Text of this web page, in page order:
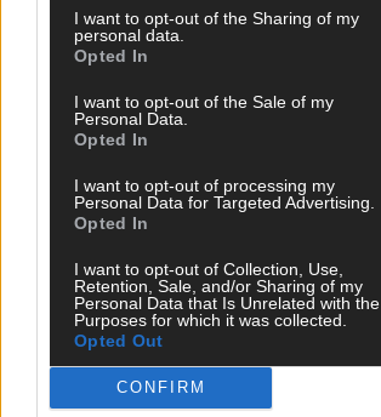
I want to opt-out of the Sharing of my
personal data.
Opted In
I want to opt-out of the Sale of my
Personal Data.
Opted In
I want to opt-out of processing my
Personal Data for Targeted Advertising.
Opted In
I want to opt-out of Collection, Use,
Retention, Sale, and/or Sharing of my
Personal Data that Is Unrelated with the
Purposes for which it was collected.
Opted Out
CONFIRM
SCHNELL ZUM RESSORT
Wirtschaft